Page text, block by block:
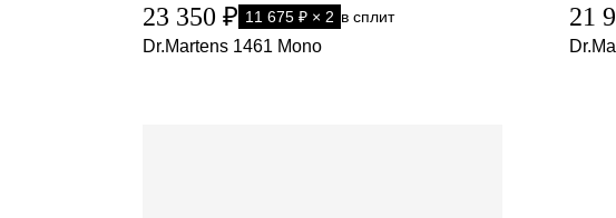
23 350 ₽ 11 675 ₽ × 2 в сплит
Dr.Martens 1461 Mono
21